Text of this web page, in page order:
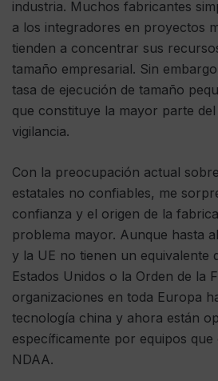
industria. Muchos fabricantes
a los integradores en proyectos
tienden a concentrar sus
tamaño empresarial. Sin
tasa de ejecución de tamaño
que constituye la mayor parte
vigilancia.
Con la preocupación actual
estatales no confiables, me
confianza y el origen de la
problema mayor. Aunque hasta
y la UE no tienen un equivalente
Estados Unidos o la Orden de la
organizaciones en toda Europa
tecnología china y ahora están
específicamente por equipos
NDAA.